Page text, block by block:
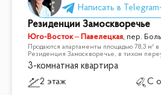
Резиденции Замоскворечье
Юго-Восток – Павелецкая, пер.
Продаются апартаменты площадью 78,3 м²
Резиденция Замоскворечье, в тихом
3-комнатная квартира
2 этаж
С